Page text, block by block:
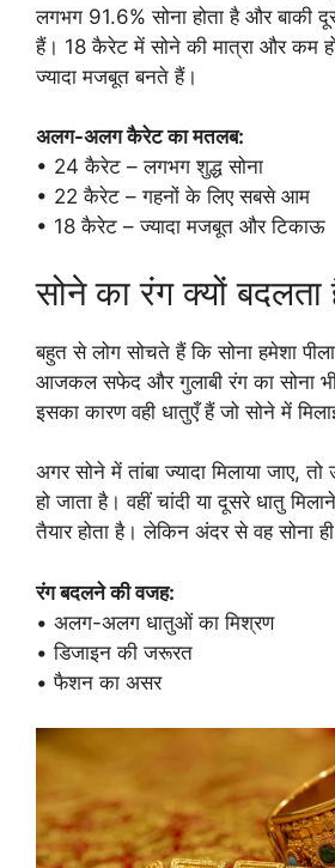
लगभग 91.6% सोना होता है और बाकी
हैं। 18 कैरेट में सोने की मात्रा और कम
ज्यादा मजबूत बनते हैं।
अलग-अलग कैरेट का मतलब:
• 24 कैरेट – लगभग शुद्ध सोना
• 22 कैरेट – गहनों के लिए सबसे आम
• 18 कैरेट – ज्यादा मजबूत और टिकाऊ
सोने का रंग क्यों बदलता
बहुत से लोग सोचते हैं कि सोना हमेशा
आजकल सफेद और गुलाबी रंग का सोना भी
इसका कारण वही धातुएँ हैं जो सोने में
अगर सोने में तांबा ज्यादा मिलाया जाए,
हो जाता है। वहीं चांदी या दूसरे धातु
तैयार होता है। लेकिन अंदर से वह सोना
रंग बदलने की वजह:
• अलग-अलग धातुओं का मिश्रण
• डिजाइन की जरूरत
• फैशन का असर